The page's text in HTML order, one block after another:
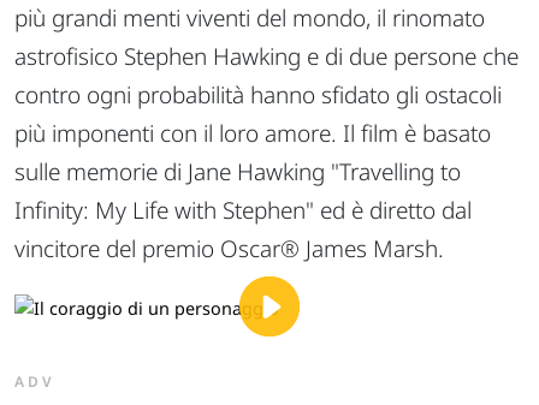
più grandi menti viventi del mondo, il rinomato
astrofisico Stephen Hawking e di due persone che
contro ogni probabilità hanno sfidato gli ostacoli
più imponenti con il loro amore. Il film è basato
sulle memorie di Jane Hawking "Travelling to
Infinity: My Life with Stephen" ed è diretto dal
vincitore del premio Oscar® James Marsh.
ADV